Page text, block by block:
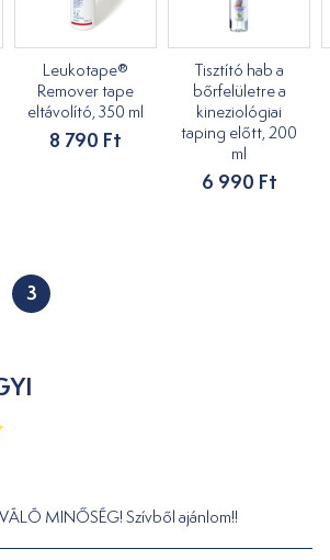
Leukotape®
Remover tape
eltávolító, 350 ml
8 790 Ft
Tisztító hab a
bőrfelületre a
kineziológiai
taping előtt, 200
ml
6 990 Ft
3
MINŐSÉG! Szívből ajánlom!!